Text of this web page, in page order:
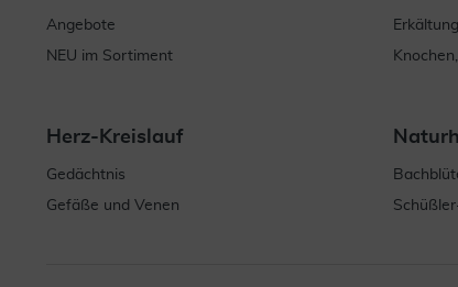
Angebote
NEU im Sortiment
Herz-Kreislauf
Gedächtnis
Gefäße und Venen